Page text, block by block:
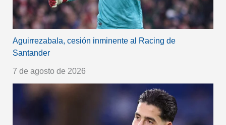
Aguirrezabala, cesión inminente al Racing de
Santander
7 de agosto de 2026